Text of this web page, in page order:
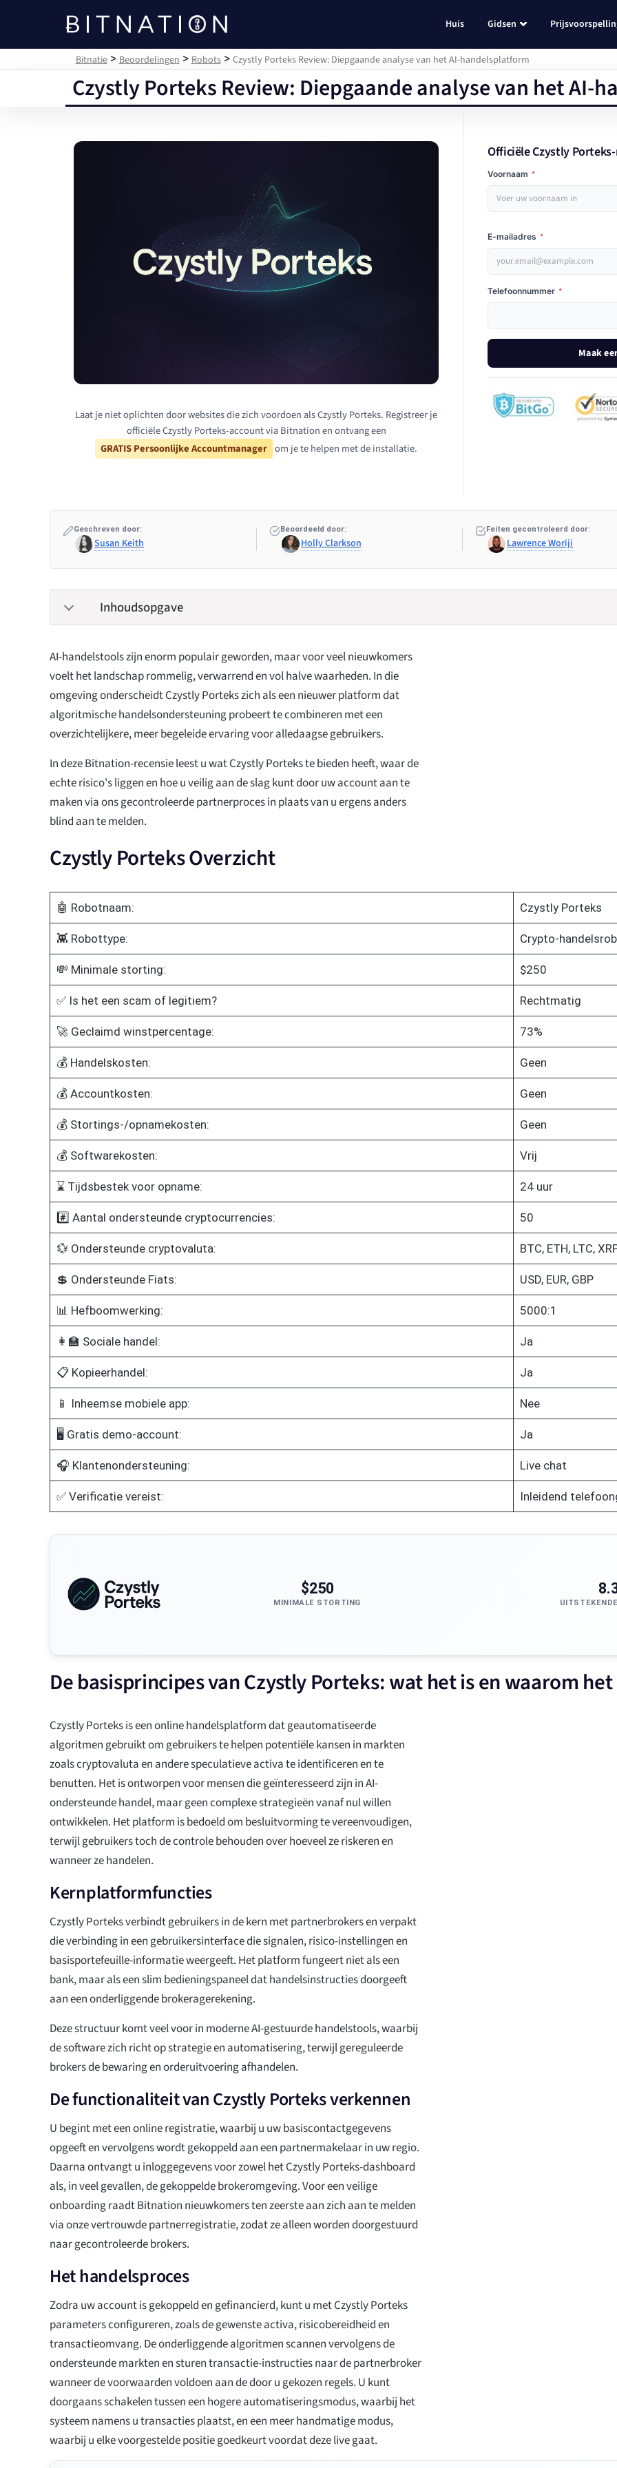
Bitnatie
Huis Gidsen
Bitnatie>Beoordelingen >Robots> Czystly Porteks Review: Diepgaande analyse van het AI-handelsplatform
Czystly Porteks Review: Diepgaande analyse van het AI-
Laat je niet oplichten door websites die zich voordoen als Czystly Porteks. Registreer je
officiële Czystly Porteks-account via Bitnation en ontvang een
GRATIS Persoonlijke Accountmanager om je te helpen met de installatie.
Officiële Czystly
Voornaam *
E-mailadres *
Telefoonnummer *
Maak
Geschreven door:
Susan Keith
Beoordeeld door:
Holly Clarkson
Feiten gecontroleerd door:
Lawrence Woriji
Inhoudsopgave
AI-handelstools zijn enorm populair geworden, maar voor veel nieuwkomers
voelt het landschap rommelig, verwarrend en vol halve waarheden. In die
omgeving onderscheidt Czystly Porteks zich als een nieuwer platform dat
algoritmische handelsondersteuning probeert te combineren met een
overzichtelijkere, meer begeleide ervaring voor alledaagse gebruikers.
In deze Bitnation-recensie leest u wat Czystly Porteks te bieden heeft, waar de
echte risico's liggen en hoe u veilig aan de slag kunt door uw account aan te
maken via ons gecontroleerde partnerproces in plaats van u ergens anders
blind aan te melden.
Czystly Porteks Overzicht
🤖 Robotnaam: Czystly Porteks
👾 Robottype: Crypto-
💸 Minimale storting: $250
✅ Is het een scam of legitiem? Rechtmatig
🚀 Geclaimd winstpercentage: 73%
💰 Handelskosten: Geen
💰 Accountkosten: Geen
💰 Stortings-/opnamekosten: Geen
💰 Softwarekosten: Vrij
⌛ Tijdsbestek voor opname: 24 uur
#️⃣ Aantal ondersteunde cryptocurrencies: 50
💱 Ondersteunde cryptovaluta: BTC, ETH, LTC,
💲 Ondersteunde Fiats: USD, EUR, GBP
📊 Hefboomwerking: 5000:1
👩‍🏫 Sociale handel: Ja
📋 Kopieerhandel: Ja
📱 Inheemse mobiele app: Nee
🖥️ Gratis demo-account: Ja
🎧 Klantenondersteuning: Live chat
✅ Verificatie vereist: Inleidend
$250
MINIMALE STORTING
De basisprincipes van Czystly Porteks: wat het is en waarom
Czystly Porteks is een online handelsplatform dat geautomatiseerde
algoritmen gebruikt om gebruikers te helpen potentiële kansen in markten
zoals cryptovaluta en andere speculatieve activa te identificeren en te
benutten. Het is ontworpen voor mensen die geïnteresseerd zijn in AI-
ondersteunde handel, maar geen complexe strategieën vanaf nul willen
ontwikkelen. Het platform is bedoeld om besluitvorming te vereenvoudigen,
terwijl gebruikers toch de controle behouden over hoeveel ze riskeren en
wanneer ze handelen.
Kernplatformfuncties
Czystly Porteks verbindt gebruikers in de kern met partnerbrokers en verpakt
die verbinding in een gebruikersinterface die signalen, risico-instellingen en
basisportefeuille-informatie weergeeft. Het platform fungeert niet als een
bank, maar als een slim bedieningspaneel dat handelsinstructies doorgeeft
aan een onderliggende brokeragerekening.
Deze structuur komt veel voor in moderne AI-gestuurde handelstools, waarbij
de software zich richt op strategie en automatisering, terwijl gereguleerde
brokers de bewaring en orderuitvoering afhandelen.
De functionaliteit van Czystly Porteks verkennen
U begint met een online registratie, waarbij u uw basiscontactgegevens
opgeeft en vervolgens wordt gekoppeld aan een partnermakelaar in uw regio.
Daarna ontvangt u inloggegevens voor zowel het Czystly Porteks-dashboard
als, in veel gevallen, de gekoppelde brokeromgeving. Voor een veilige
onboarding raadt Bitnation nieuwkomers ten zeerste aan zich aan te melden
via onze vertrouwde partnerregistratie, zodat ze alleen worden doorgestuurd
naar gecontroleerde brokers.
Het handelsproces
Zodra uw account is gekoppeld en gefinancierd, kunt u met Czystly Porteks
parameters configureren, zoals de gewenste activa, risicobereidheid en
transactieomvang. De onderliggende algoritmen scannen vervolgens de
ondersteunde markten en sturen transactie-instructies naar de partnerbroker
wanneer de voorwaarden voldoen aan de door u gekozen regels. U kunt
doorgaans schakelen tussen een hogere automatiseringsmodus, waarbij het
systeem namens u transacties plaatst, en een meer handmatige modus,
waarbij u elke voorgestelde positie goedkeurt voordat deze live gaat.